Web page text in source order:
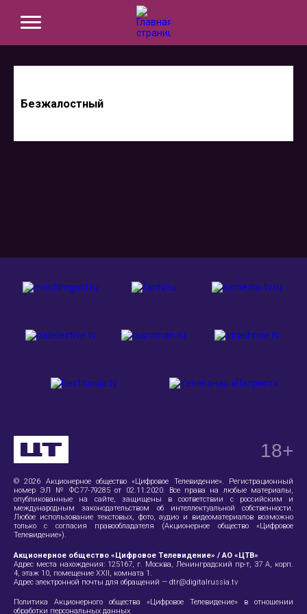
Безжалостный
© 2026 Акционерное общество «Цифровое Телевидение». Регистрационный
номер ЭЛ № ФС77-79285 от 02.11.2020. Все права на любые материалы,
опубликованные на сайте, защищены в соответствии с российским и
международным законодательством об интеллектуальной собственности.
Любое использование текстовых, фото, аудио и видеоматериалов возможно
только с согласия правообладателя (Акционерное общество «Цифровое
Телевидение»).
Акционерное общество «Цифровое Телевидение» / АО «ЦТВ»
Адрес места нахождения: 125167, г. Москва, Ленинградский пр-т, 37 А , корп.
4, этаж 10, помещение XXII, комната 1.
Адрес электронной почты для обращений — dtr@digitalrussia.tv
Политика Акционерного общества «Цифровое Телевидение» в отношении
обработки персональных данных
18+